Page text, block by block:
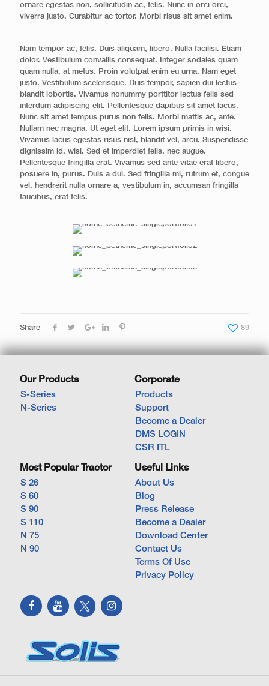
ornare egestas non, sollicitudin ac, felis. Nunc in orci orci,
viverra justo. Curabitur ac tortor. Morbi risus sit amet enim.
Nam tempor ac, felis. Duis aliquam, libero. Nulla facilisi. Etiam
dolor. Vestibulum convallis consequat. Integer sodales quam
quam nulla, at metus. Proin volutpat enim eu urna. Nam eget
justo. Vestibulum scelerisque. Duis tempor, sapien dui lectus
blandit lobortis. Vivamus nonummy porttitor lectus felis sed
interdum adipiscing elit. Pellentesque dapibus sit amet lacus.
Nunc sit amet tempus purus non felis. Morbi mattis ac, ante.
Nullam nec magna. Ut eget elit. Lorem ipsum primis in wisi.
Vivamus lacus egestas risus nisl, blandit vel, arcu. Suspendisse
dignissim id, wisi. Sed et imperdiet felis, nec augue.
Pellentesque fringilla erat. Vivamus sed ante vitae erat libero,
posuere in, purus. Duis a dui. Sed fringilla mi, rutrum et, congue
vel, hendrerit nulla ornare a, vestibulum in, accumsan fringilla
faucibus, erat felis.
Share 89
Our Products
S-Series
N-Series
Corporate
Products
Support
Become a Dealer
DMS LOGIN
CSR ITL
Most Popular Tractor
S 26
S 60
S 90
S 110
N 75
N 90
Useful Links
About Us
Blog
Press Release
Become a Dealer
Download Center
Contact Us
Terms Of Use
Privacy Policy